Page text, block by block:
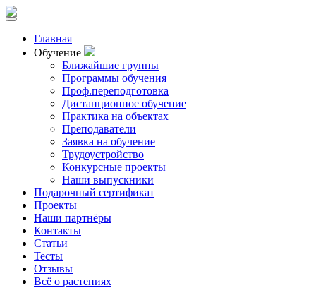
Главная
Обучение
Ближайшие группы
Программы обучения
Проф.переподготовка
Дистанционное обучение
Практика на объектах
Преподаватели
Заявка на обучение
Трудоустройство
Конкурсные проекты
Наши выпускники
Подарочный сертификат
Проекты
Наши партнёры
Контакты
Статьи
Тесты
Отзывы
Всё о растениях